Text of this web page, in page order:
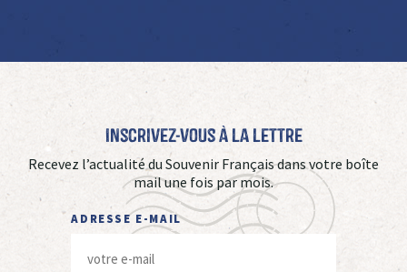
Inscrivez-vous à La Lettre
Recevez l’actualité du Souvenir Français dans votre boîte
mail une fois par mois.
ADRESSE E-MAIL